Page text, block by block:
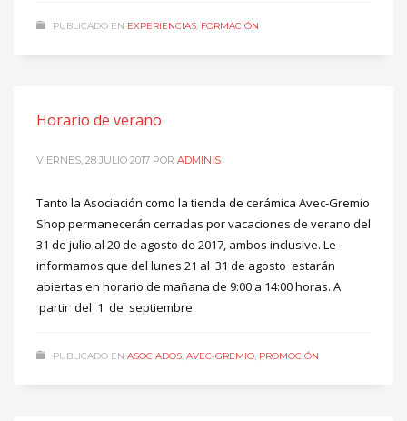
PUBLICADO EN EXPERIENCIAS, FORMACIÓN
Horario de verano
VIERNES, 28 JULIO 2017 POR ADMINIS
Tanto la Asociación como la tienda de cerámica Avec-Gremio
Shop permanecerán cerradas por vacaciones de verano del
31 de julio al 20 de agosto de 2017, ambos inclusive. Le
informamos que del lunes 21 al 31 de agosto estarán
abiertas en horario de mañana de 9:00 a 14:00 horas. A
partir del 1 de septiembre
PUBLICADO EN ASOCIADOS, AVEC-GREMIO, PROMOCIÓN